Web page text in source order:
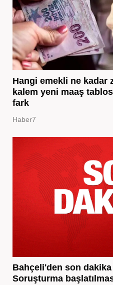
Hangi emekli ne kadar
kalem yeni maaş
fark
Haber7
Bahçeli'den son dakika
Soruşturma